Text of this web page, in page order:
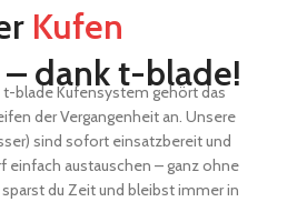
Kufen
– dank t-blade!
blade Kufensystem gehört das
der Vergangenheit an. Unsere
sind sofort einsatzbereit und
einfach austauschen – ganz ohne
du Zeit und bleibst immer in